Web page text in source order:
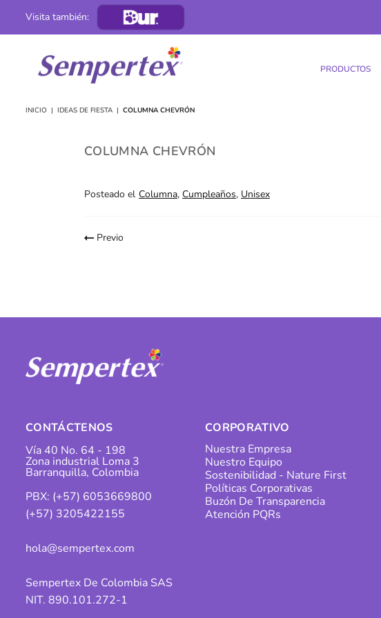
Visita también:
Colombia
PRODUCTOS
INICIO | IDEAS DE FIESTA | COLUMNA CHEVRÓN
COLUMNA CHEVRÓN
Posteado el Columna, Cumpleaños, Unisex
Previo
CONTÁCTENOS
Vía 40 No. 64 - 198
Zona industrial Loma 3
Barranquilla, Colombia
PBX: (+57) 6053669800
(+57) 3205422155
hola@sempertex.com
Sempertex De Colombia SAS
NIT. 890.101.272-1
CORPORATIVO
Nuestra Empresa
Nuestro Equipo
Sostenibilidad - Nature First
Políticas Corporativas
Buzón De Transparencia
Atención PQRs